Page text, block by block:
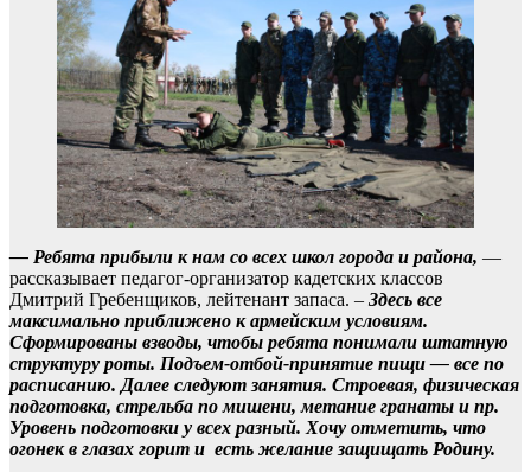
— Ребята прибыли к нам со всех школ города и района, —
рассказывает педагог-организатор кадетских классов
Дмитрий Гребенщиков, лейтенант запаса. – Здесь все
максимально приближено к армейским условиям.
Сформированы взводы, чтобы ребята понимали штатную
структуру роты. Подъем-отбой-принятие пищи — все по
расписанию. Далее следуют занятия. Строевая, физическая
подготовка, стрельба по мишени, метание гранаты и пр.
Уровень подготовки у всех разный. Хочу отметить, что
огонек в глазах горит и есть желание защищать Родину.